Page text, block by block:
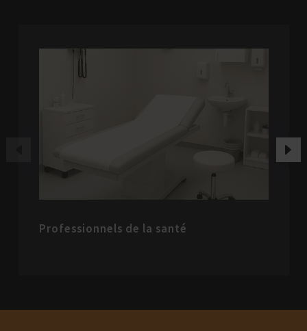
Cliniques vétérinaires et